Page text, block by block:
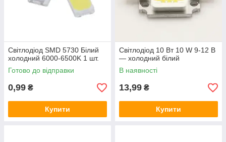
Світлодіод SMD 5730 Білий
холодний 6000-6500K 1 шт.
Готово до відправки
0,99 ₴
Купити
Світлодіод 10 Вт 10 W 9-12 В
— холодний білий
В наявності
13,99 ₴
Купити